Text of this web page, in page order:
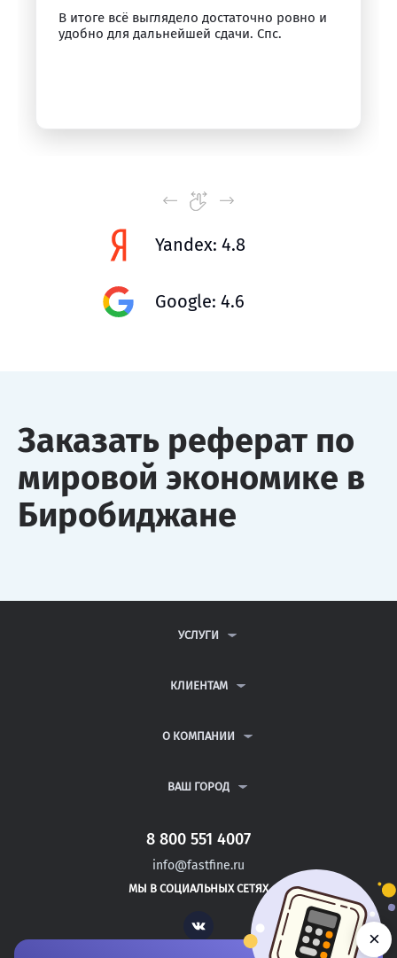
В итоге всё выглядело достаточно ровно и
удобно для дальнейшей сдачи. Спс.
Yandex: 4.8
Google: 4.6
Заказать реферат по
мировой экономике в
Биробиджане
УСЛУГИ
ДИПЛОМНЫЕ РАБОТЫ
РЕФЕРАТЫ
КЛИЕНТАМ
ВОПРОСЫ И ОТВЕТЫ
ПОЛИТИКА КОНФИДЕНЦИАЛЬНОСТИ
О КОМПАНИИ
КОНТАКТЫ
ВАШ ГОРОД
САНКТ-ПЕТЕРБУРГ
БИРСК
БОРИСОГЛЕБСК
8 800 551 4007
info@fastfine.ru
МЫ В СОЦИАЛЬНЫХ СЕТЯХ
Vk ×